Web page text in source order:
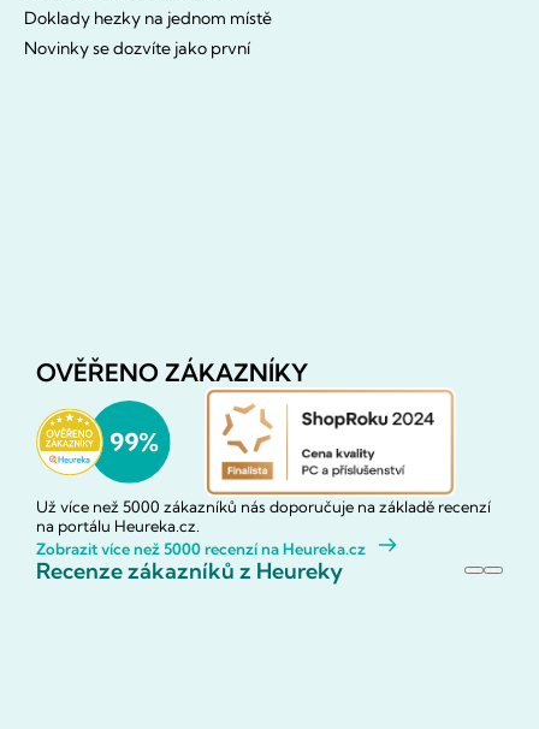
Doklady hezky na jednom místě
Novinky se dozvíte jako první
OVĚŘENO ZÁKAZNÍKY
Už více než 5000 zákazníků nás doporučuje na základě recenzí
na portálu Heureka.cz.
Zobrazit více než 5000 recenzí na Heureka.cz
Recenze zákazníků z Heureky